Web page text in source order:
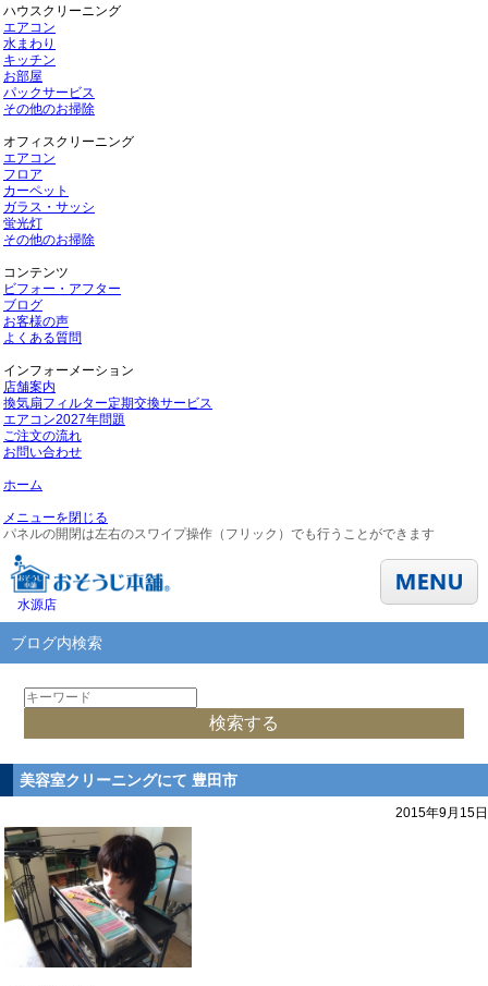
ハウスクリーニング
エアコン
水まわり
キッチン
お部屋
パックサービス
その他のお掃除
オフィスクリーニング
エアコン
フロア
カーペット
ガラス・サッシ
蛍光灯
その他のお掃除
コンテンツ
ビフォー・アフター
ブログ
お客様の声
よくある質問
インフォーメーション
店舗案内
換気扇フィルター定期交換サービス
エアコン2027年問題
ご注文の流れ
お問い合わせ
ホーム
メニューを閉じる
パネルの開閉は左右のスワイプ操作（フリック）でも行うことができます
水源店
ブログ内検索
美容室クリーニングにて 豊田市
2015年9月15日